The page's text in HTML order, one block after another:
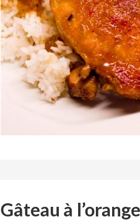
Gâteau à l’orange